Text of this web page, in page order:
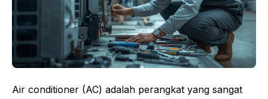
Air conditioner (AC) adalah perangkat yang sangat